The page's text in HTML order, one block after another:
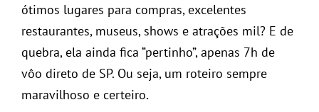
ótimos lugares para compras, excelentes
restaurantes, museus, shows e atrações mil? E de
quebra, ela ainda fica “pertinho”, apenas 7h de
vôo direto de SP. Ou seja, um roteiro sempre
maravilhoso e certeiro.